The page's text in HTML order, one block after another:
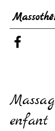
enfant